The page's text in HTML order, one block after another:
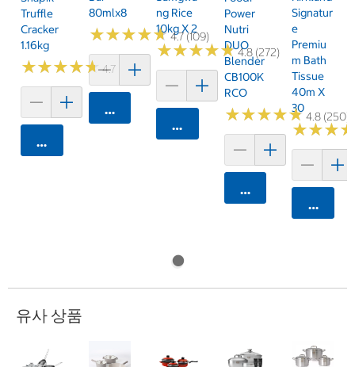
Truffle
Cracker
1.16kg
★★★★★
★★★★★4.7 (159)
카트에 담기
80mlx8
★★★★★
★★★★★4.7 (109)
카트에 담기
Ng Rice
10kg X 2
★★★★★
★★★★★4.8 (272)
카트에 담기
Power
Nutri
DUO
Blender
CB100K
RCO
★★★★★
★★★★★4.8 (250)
카트에 담기
Signatur
E
Premiu
M Bath
Tissue
40m X
30
★★★
★★★
카트에
유사 상품